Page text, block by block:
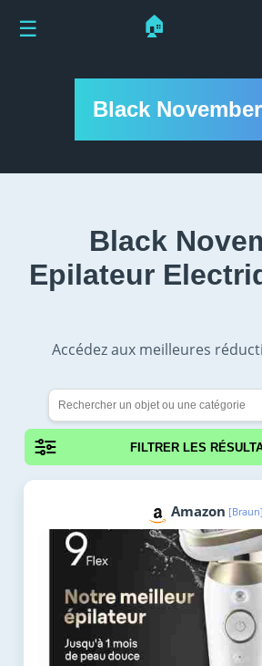
Black
Black
Epilateur
Accédez aux meilleures
☰ 🏠
FILTRER LES
Amazon [Braun]